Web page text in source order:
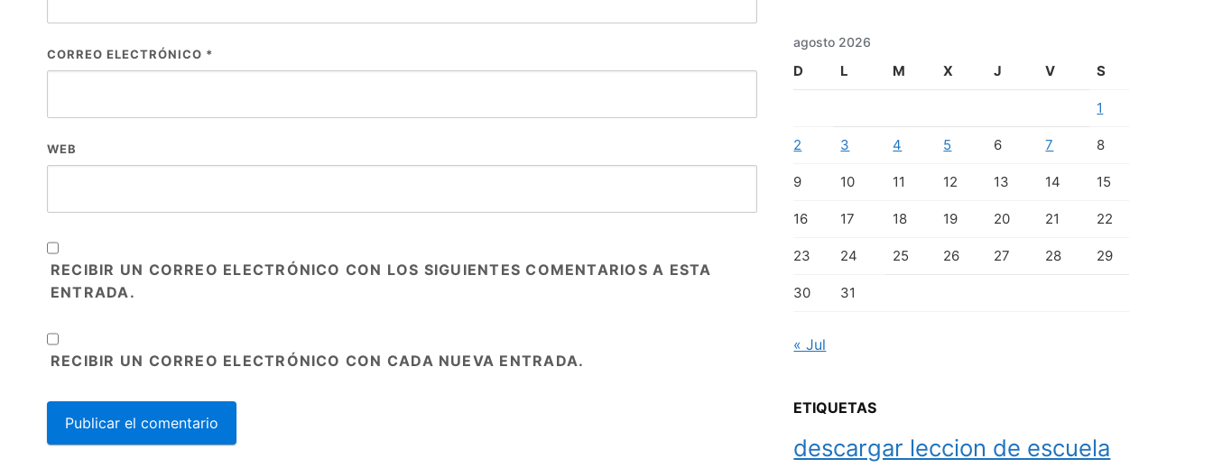
CORREO ELECTRÓNICO *
WEB
RECIBIR UN CORREO ELECTRÓNICO CON LOS SIGUIENTES COMENTARIOS A ESTA
ENTRADA.
RECIBIR UN CORREO ELECTRÓNICO CON CADA NUEVA ENTRADA.
agosto 2026
D L M X J V S
1
2 3 4 5 6 7 8
9 10 11 12 13 14 15
16 17 18 19 20 21 22
23 24 25 26 27 28 29
30 31
« Jul
ETIQUETAS
descargar leccion de escuela